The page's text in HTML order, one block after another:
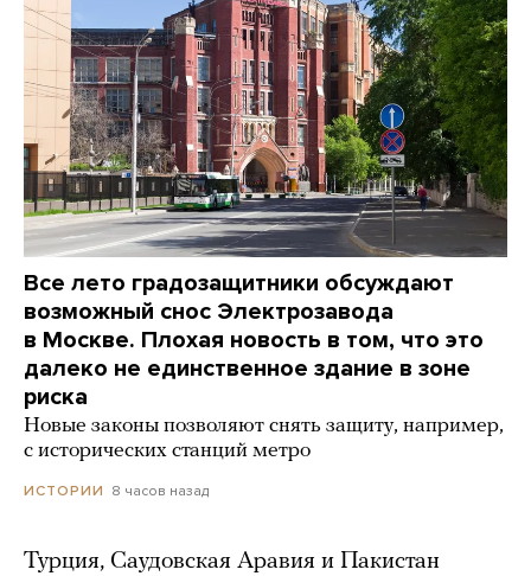
Все лето градозащитники обсуждают
возможный снос Электрозавода
в Москве. Плохая новость в том, что это
далеко не единственное здание в зоне
риска
Новые законы позволяют снять защиту, например,
с исторических станций метро
ИСТОРИИ 8 часов назад
Турция, Саудовская Аравия и Пакистан